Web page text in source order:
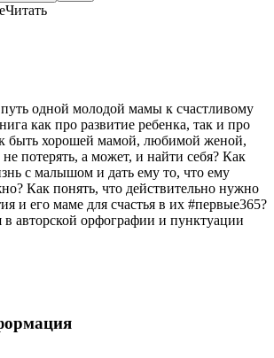
Читать
одной молодой мамы к счастливому
как про развитие ребенка, так и про
быть хорошей мамой, любимой женой,
потерять, а может, и найти себя? Как
с малышом и дать ему то, что ему
Как понять, что действительно нужно
и его маме для счастья в их #первые365?
в авторской орфографии и пунктуации